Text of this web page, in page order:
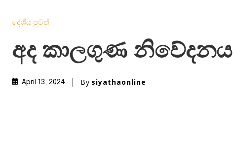
දේශීය පුවත්
අද කාලගුණ නිවේදනය
April 13, 2024 By siyathaonline